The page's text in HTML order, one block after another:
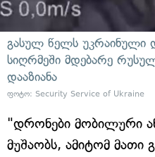
გასულ წელს უკრაინული
სიღრმეში მდებარე
დააზიანა
ფოტო: Security Service of Ukraine
"დრონები მობილური
მუშაობს, ამიტომ მათი